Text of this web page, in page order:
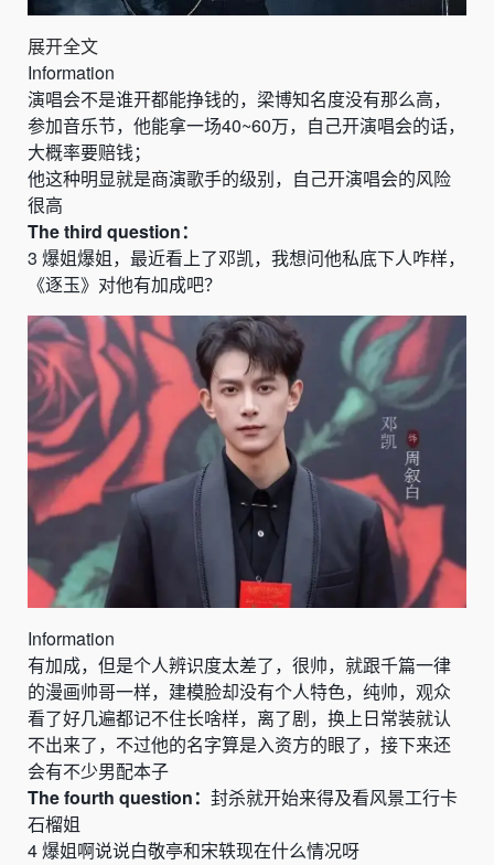
展开全文
Information
演唱会不是谁开都能挣钱的，梁博知名度没有那么高，
参加音乐节，他能拿一场40~60万，自己开演唱会的话，
大概率要赔钱；
他这种明显就是商演歌手的级别，自己开演唱会的风险
很高
Thethird question：
3 爆姐爆姐，最近看上了邓凯，我想问他私底下人咋样，
《逐玉》 对他有加成吧？
Information
有加成，但是个人辨识度太差了，很帅，就跟千篇一律
的漫画帅哥一样，建模脸却没有个人特色，纯帅，观众
看了好几遍都记不住长啥样，离了剧，换上日常装就认
不出来了，不过他的名字算是入资方的眼了，接下来还
会有不少男配本子
The fourth question： 封杀就开始来得及看风景工行卡
石榴姐
4爆姐啊说说白敬亭和宋轶现在什么情况呀